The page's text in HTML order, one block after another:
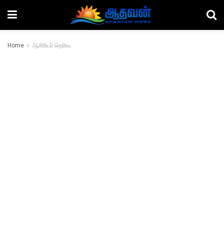
Home ஆசிரியர் தெரிவு